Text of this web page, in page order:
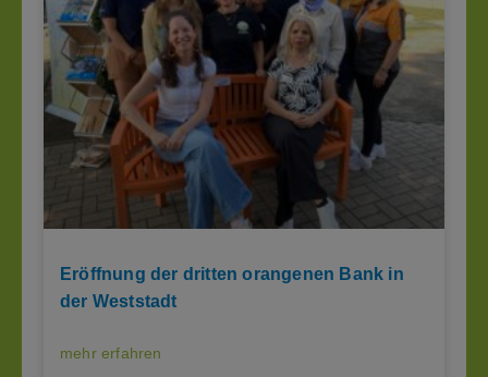
Eröffnung der dritten orangenen Bank in
der Weststadt
mehr erfahren